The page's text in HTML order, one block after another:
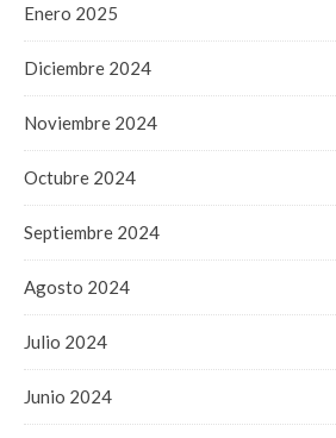
Enero 2025
Diciembre 2024
Noviembre 2024
Octubre 2024
Septiembre 2024
Agosto 2024
Julio 2024
Junio 2024